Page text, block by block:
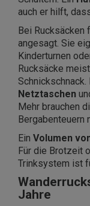
auch er hilft,
Bei Rucksäcken
angesagt. Sie
Kinderturnen
Rucksäcke
Schnickschnack.
Netztaschen
Mehr brauchen
Bergabenteuern
Ein Volumen
Für die Brotzeit
Trinksystem ist
Jahre